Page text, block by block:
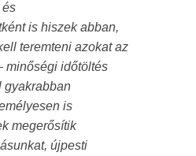
és
is hiszek abban,
teremteni azokat az
minőségi időtöltés
gyakrabban
is
megerősítik
újpesti